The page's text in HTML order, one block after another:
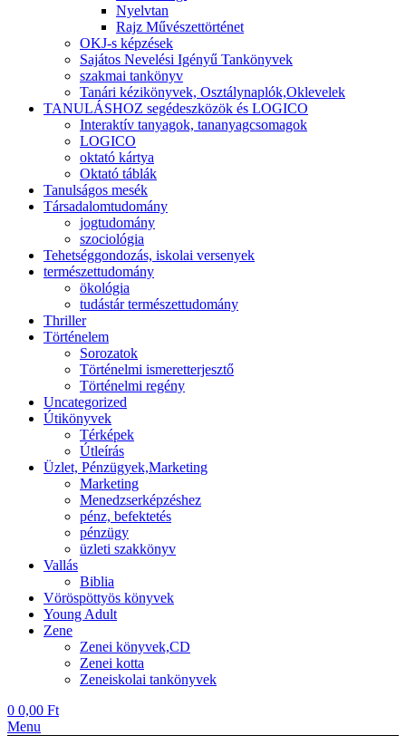
Nyelvtan
Rajz Művészettörténet
OKJ-s képzések
Sajátos Nevelési Igényű Tankönyvek
szakmai tankönyv
Tanári kézikönyvek, Osztálynaplók,Oklevelek
TANULÁSHOZ segédeszközök és LOGICO
Interaktív tanyagok, tananyagcsomagok
LOGICO
oktató kártya
Oktató táblák
Tanulságos mesék
Társadalomtudomány
jogtudomány
szociológia
Tehetséggondozás, iskolai versenyek
természettudomány
ökológia
tudástár természettudomány
Thriller
Történelem
Sorozatok
Történelmi ismeretterjesztő
Történelmi regény
Uncategorized
Útikönyvek
Térképek
Útleírás
Üzlet, Pénzügyek,Marketing
Marketing
Menedzserképzéshez
pénz, befektetés
pénzügy
üzleti szakkönyv
Vallás
Biblia
Vöröspöttyös könyvek
Young Adult
Zene
Zenei könyvek,CD
Zenei kotta
Zeneiskolai tankönyvek
0 0,00 Ft
Menu